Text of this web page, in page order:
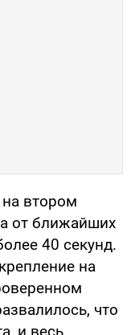
на втором
от ближайших
40 секунд.
на
что
и весь